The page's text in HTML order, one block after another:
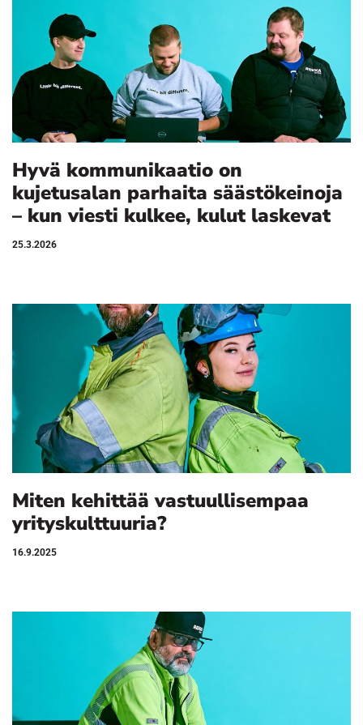
Hyvä kommunikaatio on
kujetusalan parhaita säästökeinoja
– kun viesti kulkee, kulut laskevat
25.3.2026
Miten kehittää vastuullisempaa
yrityskulttuuria?
16.9.2025